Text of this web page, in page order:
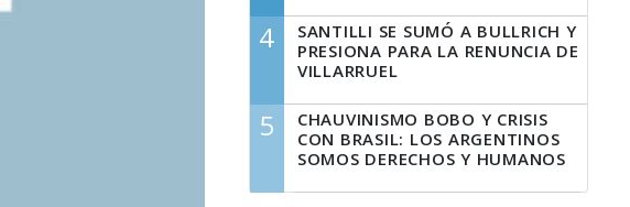
4
SANTILLI SE SUMÓ A BULLRICH Y
PRESIONA PARA LA RENUNCIA DE
VILLARRUEL
5
CHAUVINISMO BOBO Y CRISIS
CON BRASIL: LOS ARGENTINOS
SOMOS DERECHOS Y HUMANOS